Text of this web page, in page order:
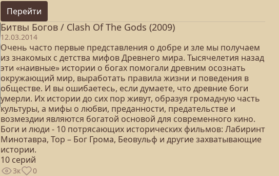
Перейти
Битвы Богов / Clash Of The Gods (2009)
12.03.2014
Очень часто первые представления о добре и зле мы получаем
из знакомых с детства мифов Древнего мира. Тысячелетия назад
эти «наивные» истории о богах помогали древним осознать
окружающий мир, выработать правила жизни и поведения в
обществе. И вы ошибаетесь, если думаете, что древние боги
умерли. Их истории до сих пор живут, образуя громадную часть
культуры, а мифы о любви, преданности, предательстве и
возмездии являются богатой основой для современного кино.
Боги и люди - 10 потрясающих исторических фильмов: Лабиринт
Минотавра, Тор – Бог Грома, Беовульф и другие захватывающие
истории.
10 серий
3к 0